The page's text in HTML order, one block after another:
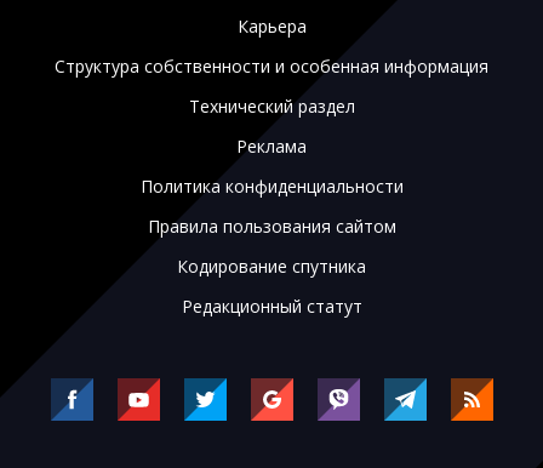
Карьера
Структура собственности и особенная информация
Технический раздел
Реклама
Политика конфиденциальности
Правила пользования сайтом
Кодирование спутника
Редакционный статут